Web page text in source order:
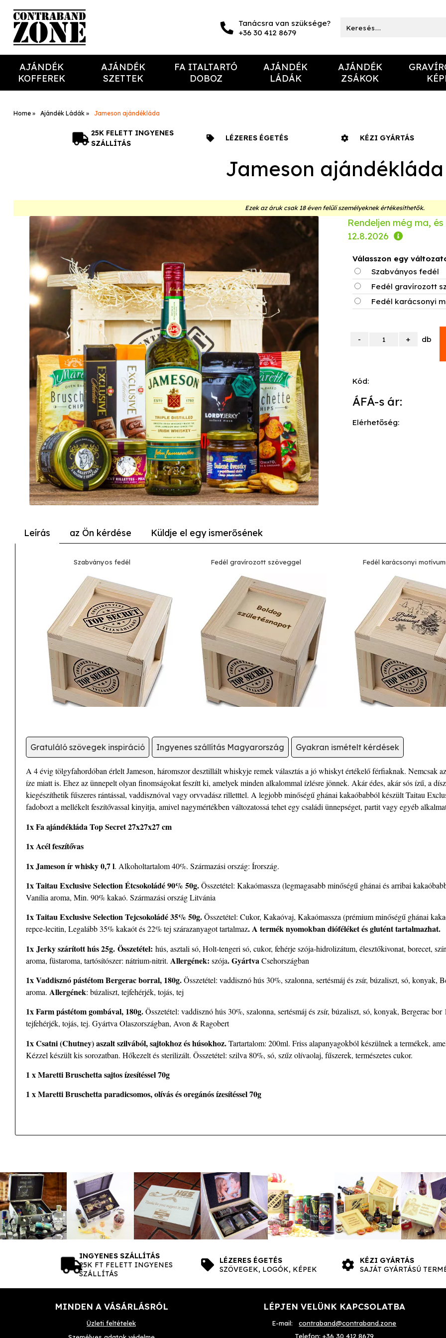
Tanácsra van szüksége?
+36 30 412 8679
AJÁNDÉK
KOFFEREK
AJÁNDÉK
SZETTEK
FA ITALTARTÓ
DOBOZ
AJÁNDÉK
LÁDÁK
AJÁNDÉK
ZSÁKOK
Home Ajándék Ládák Jameson ajándékláda
25K FELETT INGYENES
SZÁLLÍTÁS
LÉZERES ÉGETÉS KÉZI GYÁRTÁS
Jameson ajándékláda
Ezek az áruk csak 18 éven felüli személyeknek értékesíthetők.
Rendeljen még ma,
12.8.2026
Válasszon egy
Szabványos fedél
Fedél gravírozott
Fedél karácsonyi
db
Kód:
ÁFÁ-s ár:
Elérhetőség:
Leírás az Ön kérdése Küldje el egy ismerősének
Szabványos fedél Fedél gravírozott szöveggel Fedél karácsonyi
Gratuláló szövegek inspiráció Ingyenes szállítás Magyarország Gyakran ismételt kérdések
A 4 évig tölgyfahordóban érlelt Jameson, háromszor desztillált whiskyje remek választás a jó whiskyt értékelő férfiaknak. Nemcsak
íze miatt is. Ehez az ünnepelt olyan finomságokat feszítt ki, amelyek minden alkalommal ízlésre jönnek. Akár édes, akár sós ízű, a
kiegészíthetik fűszeres rántással, vaddisznóval vagy orvvadász rilletttel. A legjobb minőségű ghánai kakaóbabból készült Taitau
fadobozt a mellékelt feszítővassal kinyitja, amivel nagymértékben változatossá tehet egy családi ünnepséget, partit vagy egyéb
1x Fa ajándékláda Top Secret 27x27x27 cm
1x Acél feszítővas
1x Jameson ír whisky 0,7 l. Alkoholtartalom 40%. Származási ország: Írország.
1x Taitau Exclusive Selection Étcsokoládé 90% 50g.Összetétel: Kakaómassza (legmagasabb minőségű ghánai és arribai
Vanília aroma, Min. 90% kakaó. Származási ország Litvánia
1x Taitau Exclusive Selection Tejcsokoládé 35% 50g.Összetétel: Cukor, Kakaóvaj, Kakaómassza (prémium minőségű ghánai
repce-lecitin, Legalább 35% kakaót és 22% tej szárazanyagot tartalmaz. A termék nyomokban dióféléket és glutént tartalmazhat.
1x Jerky szárított hús 25g.Összetétel: hús, asztali só, Holt-tengeri só, cukor, fehérje szója-hidrolizátum, élesztőkivonat, borecet,
aroma, füstaroma, tartósítószer: nátrium-nitrit. Allergének:szója. GyártvaCsehországban
1x Vaddisznó pástétom Bergerac borral, 180g.Összetétel: vaddisznó hús 30%, szalonna, sertésmáj és zsír, búzaliszt, só, konyak,
aroma. Allergének: búzaliszt, tejfehérjék, tojás, tej
1x Farm pástétom gombával, 180g.Összetétel: vaddisznó hús 30%, szalonna, sertésmáj és zsír, búzaliszt, só, konyak, Bergerac
tejfehérjék, tojás, tej. Gyártva Olaszországban, Avon & Ragobert
1x Csatni (Chutney) aszalt szilvából, sajtokhoz és húsokhoz.Tartartalom: 200ml. Friss alapanyagokból készülnek a termékek,
Kézzel készült kis sorozatban. Hőkezelt és sterilizált. Összetétel: szilva 80%, só, szűz olívaolaj, fűszerek, természetes cukor.
1 x Maretti Bruschetta sajtos ízesítéssel 70g
1 x Maretti Bruschetta paradicsomos, olívás és oregánós ízesítéssel 70g
INGYENES SZÁLLÍTÁS
25K FT FELETT INGYENES
SZÁLLÍTÁS
LÉZERES ÉGETÉS
SZÖVEGEK, LOGÓK, KÉPEK
KÉZI GYÁRTÁS
SAJÁT GYÁRTÁSÚ
MINDEN A VÁSÁRLÁSRÓL
Üzleti feltételek
LÉPJEN VELÜNK KAPCSOLATBA
E-mail:contraband@contraband.zone
Telefon: +36 30 412 8679